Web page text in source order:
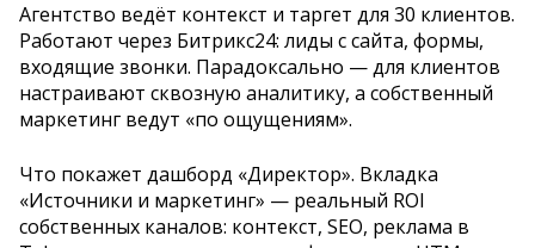
Агентство ведёт контекст и таргет для 30 клиентов.
Работают через Битрикс24: лиды с сайта, формы,
входящие звонки. Парадоксально — для клиентов
настраивают сквозную аналитику, а собственный
маркетинг ведут «по ощущениям».
Что покажет дашборд «Директор». Вкладка
«Источники и маркетинг» — реальный ROI
собственных каналов: контекст, SEO, реклама в